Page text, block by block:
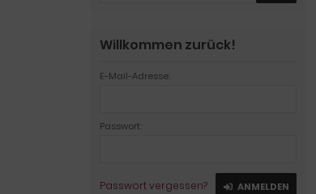
Willkommen zurück!
E-Mail-Adresse:
Passwort:
Passwort vergessen? ANMELDEN